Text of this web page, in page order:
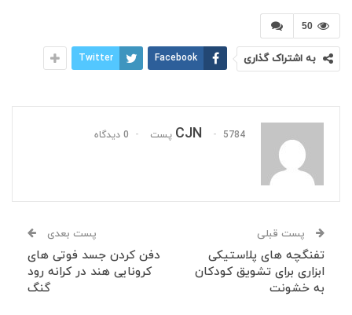
50
به اشتراک گذاری Facebook
Twitter
CJN 5784 پست 0 دیدگاه
پست قبلی
تفنگچه های پلاستیکی
ابزاری برای تشویق کودکان
به خشونت
پست بعدی
دفن کردن جسد فوتی های
کرونایی هند در کرانه رود
گنگ